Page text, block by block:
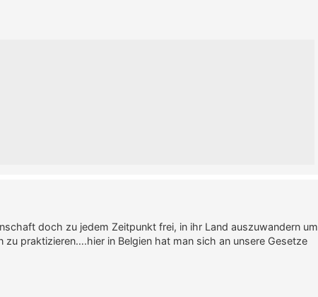
doch zu jedem Zeitpunkt frei, in ihr Land auszuwandern um
praktizieren….hier in Belgien hat man sich an unsere Gesetze